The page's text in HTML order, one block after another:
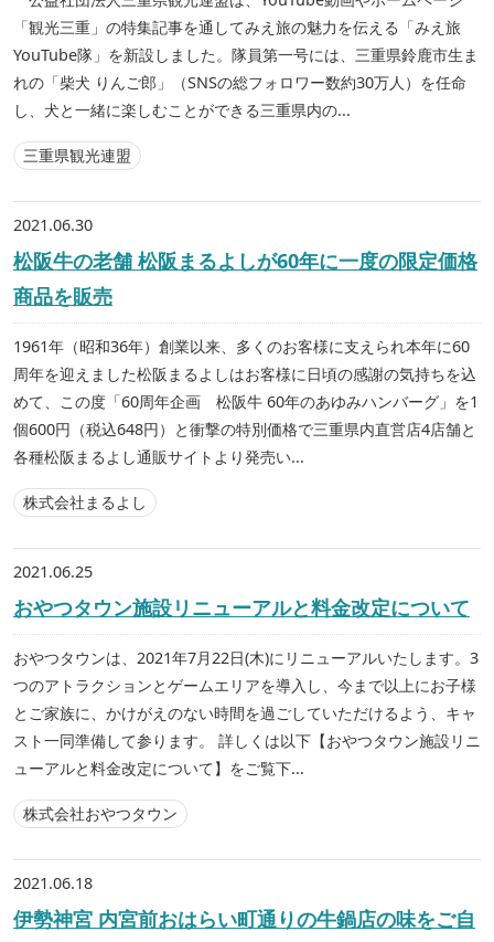
「観光三重」の特集記事を通してみえ旅の魅力を伝える「みえ旅
YouTube隊」を新設しました。隊員第一号には、三重県鈴鹿市生ま
れの「柴犬 りんご郎」（SNSの総フォロワー数約30万人）を任命
し、犬と一緒に楽しむことができる三重県内の...
三重県観光連盟
2021.06.30
松阪牛の老舗 松阪まるよしが60年に一度の限定価格
商品を販売
1961年（昭和36年）創業以来、多くのお客様に支えられ本年に60
周年を迎えました松阪まるよしはお客様に日頃の感謝の気持ちを込
めて、この度「60周年企画 松阪牛 60年のあゆみハンバーグ」を1
個600円（税込648円）と衝撃の特別価格で三重県内直営店4店舗と
各種松阪まるよし通販サイトより発売い...
株式会社まるよし
2021.06.25
おやつタウン施設リニューアルと料金改定について
おやつタウンは、2021年7月22日(木)にリニューアルいたします。3
つのアトラクションとゲームエリアを導入し、今まで以上にお子様
とご家族に、かけがえのない時間を過ごしていただけるよう、キャ
スト一同準備して参ります。 詳しくは以下【おやつタウン施設リニ
ューアルと料金改定について】をご覧下...
株式会社おやつタウン
2021.06.18
伊勢神宮 内宮前おはらい町通りの牛鍋店の味をご自